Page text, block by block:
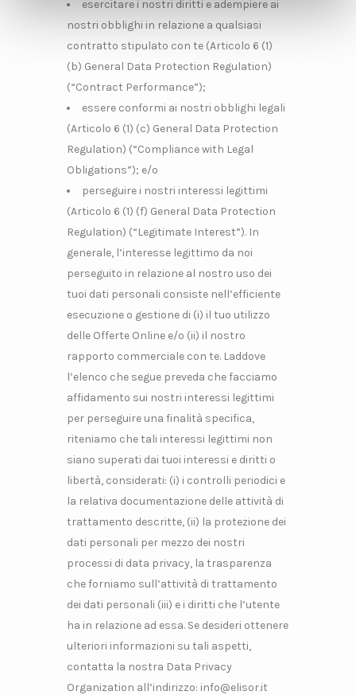
pubblicità e social media, i quali potrebbero combinarle
con altre informazioni che ha fornito loro o che hanno
raccolto dal suo utilizzo dei loro servizi.
esercitare i nostri diritti e adempiere ai
nostri obblighi in relazione a qualsiasi
contratto stipulato con te (Articolo 6 (1)
(b) General Data Protection Regulation)
(“Contract Performance”);
essere conformi ai nostri obblighi legali
(Articolo 6 (1) (c) General Data Protection
Regulation) (“Compliance with Legal
Obligations”); e/o
perseguire i nostri interessi legittimi
(Articolo 6 (1) (f) General Data Protection
Regulation) (“Legitimate Interest”). In
generale, l’interesse legittimo da noi
perseguito in relazione al nostro uso dei
tuoi dati personali consiste nell’efficiente
esecuzione o gestione di (i) il tuo utilizzo
delle Offerte Online e/o (ii) il nostro
rapporto commerciale con te. Laddove
l’elenco che segue preveda che facciamo
affidamento sui nostri interessi legittimi
per perseguire una finalità specifica,
riteniamo che tali interessi legittimi non
siano superati dai tuoi interessi e diritti o
libertà, considerati: (i) i controlli periodici e
la relativa documentazione delle attività di
trattamento descritte, (ii) la protezione dei
dati personali per mezzo dei nostri
processi di data privacy, la trasparenza
che forniamo sull’attività di trattamento
dei dati personali (iii) e i diritti che l’utente
ha in relazione ad essa. Se desideri ottenere
ulteriori informazioni su tali aspetti,
contatta la nostra Data Privacy
Organization all’indirizzo: info@elisor.it